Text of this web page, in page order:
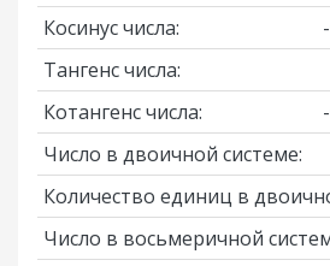
Косинус числа:
Тангенс числа:
Котангенс числа:
Число в двоичной системе:
Количество единиц в
Число в восьмеричной